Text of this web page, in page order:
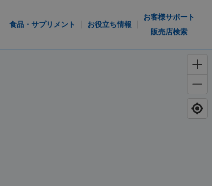
食品・サプリメント お役立ち情報
お客様サポート
販売店検索